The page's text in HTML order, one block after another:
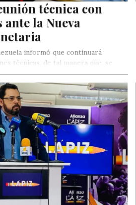
técnica con
la Nueva
informó que continuará
técnicas, de tal manera que, se
aspectos del redondeo y lineamientos
Bolívar Digital